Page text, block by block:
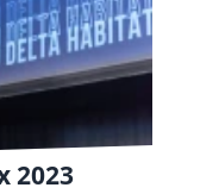
2023